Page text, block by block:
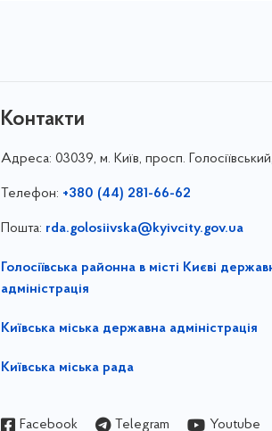
Контакти
Адреса: 03039, м. Київ, просп.
Телефон: +380 (44) 281-66-62
Пошта: rda.golosiivska@kyivcity.gov.ua
Голосіївська районна в місті Києві
адміністрація
Київська міська державна адміністрація
Київська міська рада
Facebook Telegram Youtube